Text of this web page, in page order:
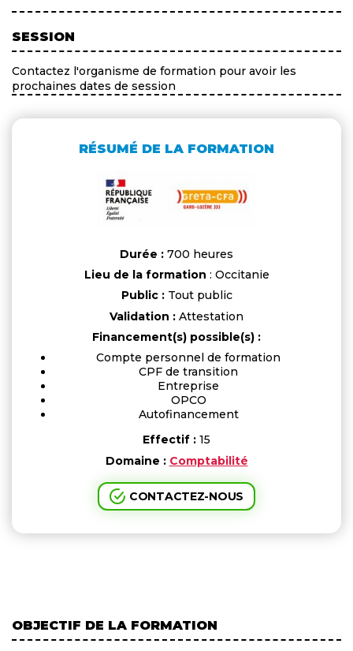
SESSION
Contactez l'organisme de formation pour avoir les
prochaines dates de session
RÉSUMÉ DE LA FORMATION
Durée : 700 heures
Lieu de la formation : Occitanie
Public :Tout public
Validation : Attestation
Financement(s) possible(s) :
Compte personnel de formation
CPF de transition
Entreprise
OPCO
Autofinancement
Effectif : 15
Domaine : Comptabilité
CONTACTEZ-NOUS
OBJECTIF DE LA FORMATION